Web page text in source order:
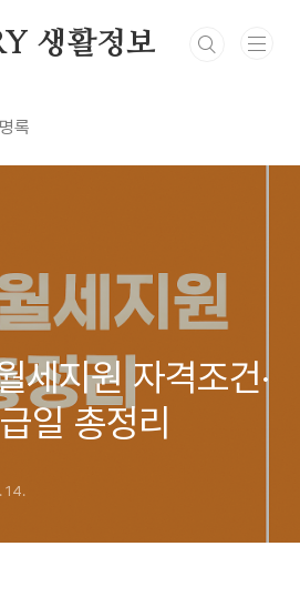
생활정보
록
세지원 자격조건·
일 총정리
14.